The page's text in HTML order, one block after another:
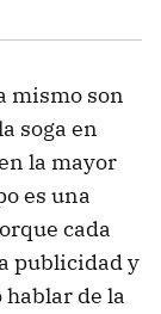
mismo son
soga en
la mayor
es una
cada
publicidad y
de la